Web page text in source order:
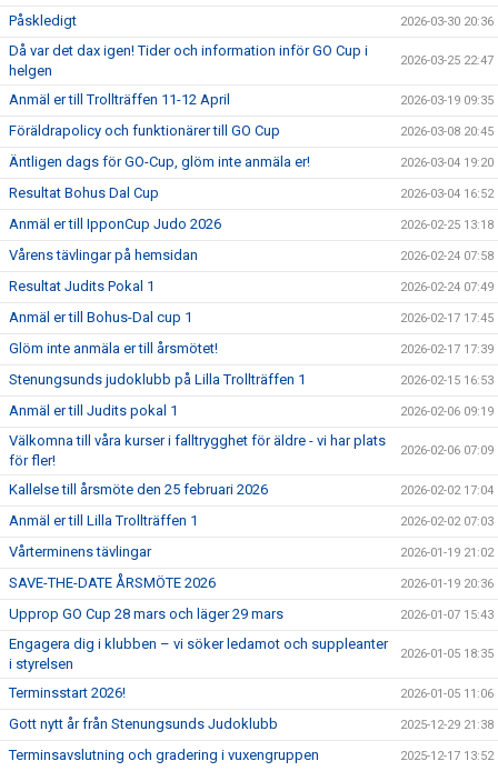
Påskledigt 2026-03-30 20:36
Då var det dax igen! Tider och information inför GO Cup i
helgen
2026-03-25 22:47
Anmäl er till Trollträffen 11-12 April 2026-03-19 09:35
Föräldrapolicy och funktionärer till GO Cup 2026-03-08 20:45
Äntligen dags för GO-Cup, glöm inte anmäla er! 2026-03-04 19:20
Resultat Bohus Dal Cup 2026-03-04 16:52
Anmäl er till IpponCup Judo 2026 2026-02-25 13:18
Vårens tävlingar på hemsidan 2026-02-24 07:58
Resultat Judits Pokal 1 2026-02-24 07:49
Anmäl er till Bohus-Dal cup 1 2026-02-17 17:45
Glöm inte anmäla er till årsmötet! 2026-02-17 17:39
Stenungsunds judoklubb på Lilla Trollträffen 1 2026-02-15 16:53
Anmäl er till Judits pokal 1 2026-02-06 09:19
Välkomna till våra kurser i falltrygghet för äldre - vi har plats
för fler!
2026-02-06 07:09
Kallelse till årsmöte den 25 februari 2026 2026-02-02 17:04
Anmäl er till Lilla Trollträffen 1 2026-02-02 07:03
Vårterminens tävlingar 2026-01-19 21:02
SAVE-THE-DATE ÅRSMÖTE 2026 2026-01-19 20:36
Upprop GO Cup 28 mars och läger 29 mars 2026-01-07 15:43
Engagera dig i klubben – vi söker ledamot och suppleanter
i styrelsen
2026-01-05 18:35
Terminsstart 2026! 2026-01-05 11:06
Gott nytt år från Stenungsunds Judoklubb 2025-12-29 21:38
Terminsavslutning och gradering i vuxengruppen 2025-12-17 13:52